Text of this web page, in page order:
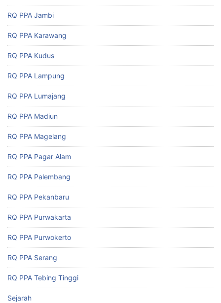
RQ PPA Jambi
RQ PPA Karawang
RQ PPA Kudus
RQ PPA Lampung
RQ PPA Lumajang
RQ PPA Madiun
RQ PPA Magelang
RQ PPA Pagar Alam
RQ PPA Palembang
RQ PPA Pekanbaru
RQ PPA Purwakarta
RQ PPA Purwokerto
RQ PPA Serang
RQ PPA Tebing Tinggi
Sejarah